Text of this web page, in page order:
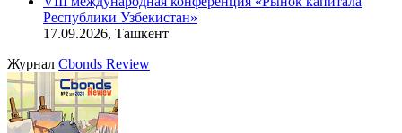
Онлайн-семинар «Доступ иностранных инвесторов на
индийский рынок»
VIII международная конференция «Рынок капитала
Республики Узбекистан»
17.09.2026, Ташкент
ЖурналCbonds Review